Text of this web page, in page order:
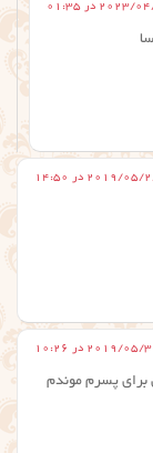
04/10 در 01:35
05/28 در 14:50
05/30 در 10:26
برای پسرم موندم